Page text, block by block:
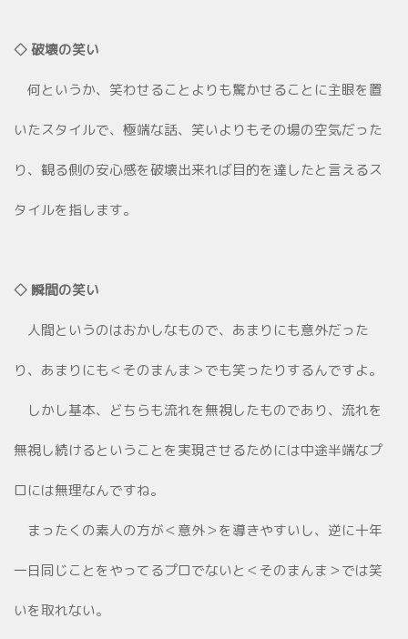
◇ 破壊の笑い
何というか、笑わせることよりも驚かせることに主眼を置
いたスタイルで、極端な話、笑いよりもその場の空気だった
り、観る側の安心感を破壊出来れば目的を達したと言えるス
タイルを指します。
◇ 瞬間の笑い
人間というのはおかしなもので、あまりにも意外だった
り、あまりにも＜そのまんま＞でも笑ったりするんですよ。
しかし基本、どちらも流れを無視したものであり、流れを
無視し続けるということを実現させるためには中途半端なプ
ロには無理なんですね。
まったくの素人の方が＜意外＞を導きやすいし、逆に十年
一日同じことをやってるプロでないと＜そのまんま＞では笑
いを取れない。